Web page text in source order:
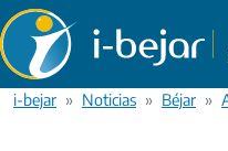
Pasar al contenido principal
i-bejar Noticias Béjar